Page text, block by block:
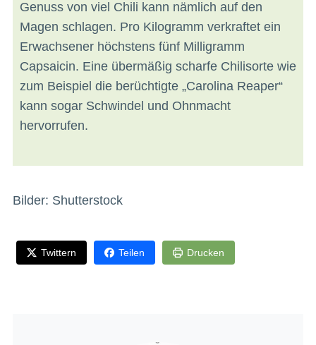
Genuss von viel Chili kann nämlich auf den
Magen schlagen. Pro Kilogramm verkraftet ein
Erwachsener höchstens fünf Milligramm
Capsaicin. Eine übermäßig scharfe Chilisorte wie
zum Beispiel die berüchtigte „Carolina Reaper“
kann sogar Schwindel und Ohnmacht
hervorrufen.
Bilder: Shutterstock
Twittern Teilen Drucken